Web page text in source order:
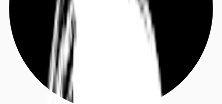
Coworking
Ihre Ansprechpartner
Favoriten